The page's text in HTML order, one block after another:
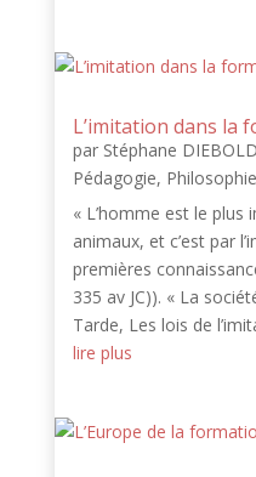
L’imitation dans la
par Stéphane DIEBOLD
Pédagogie, Philosophie
« L’homme est le
animaux, et c’est par
premières
335 av JC)). « La
Tarde, Les lois de
lire plus